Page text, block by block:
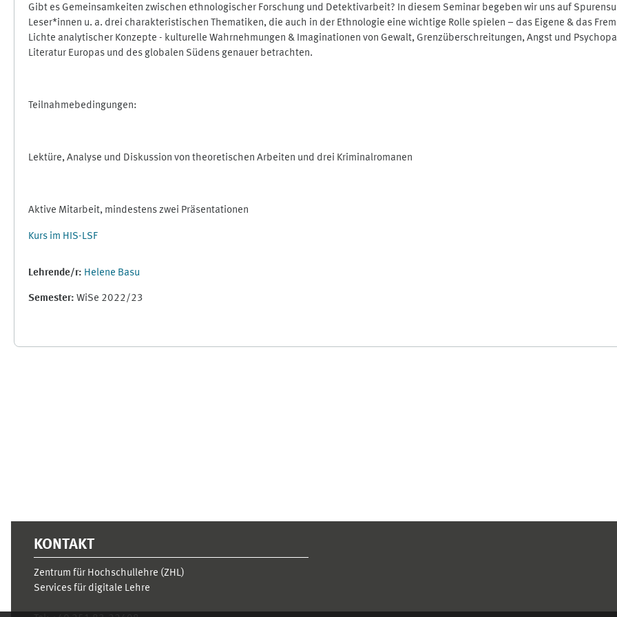
Gibt es Gemeinsamkeiten zwischen ethnologischer Forschung und Detektivarbeit? In diesem Seminar begeben wir uns auf
Leser*innen u. a. drei charakteristischen Thematiken, die auch in der Ethnologie eine wichtige Rolle spielen – das Eigene & das
Lichte analytischer Konzepte - kulturelle Wahrnehmungen & Imaginationen von Gewalt, Grenzüberschreitungen, Angst und
Literatur Europas und des globalen Südens genauer betrachten.
Teilnahmebedingungen:
Lektüre, Analyse und Diskussion von theoretischen Arbeiten und drei Kriminalromanen
Aktive Mitarbeit, mindestens zwei Präsentationen
Kurs im HIS-LSF
Lehrende/r: Helene Basu
Semester: WiSe 2022/23
KONTAKT
Zentrum für Hochschullehre (ZHL)
Services für digitale Lehre